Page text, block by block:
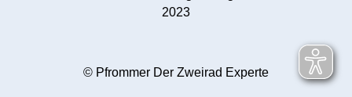
2023
© Pfrommer Der Zweirad Experte